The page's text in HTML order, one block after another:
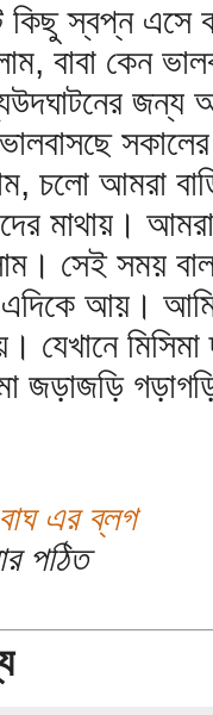
কিছু স্বপ্ন এসে
বাবা কেন
জন্য
চলো আমরা
মাথায়।
সেই সময়
আয়। আমি
যেখানে
জড়াজড়ি
এর ব্লগ
পঠিত